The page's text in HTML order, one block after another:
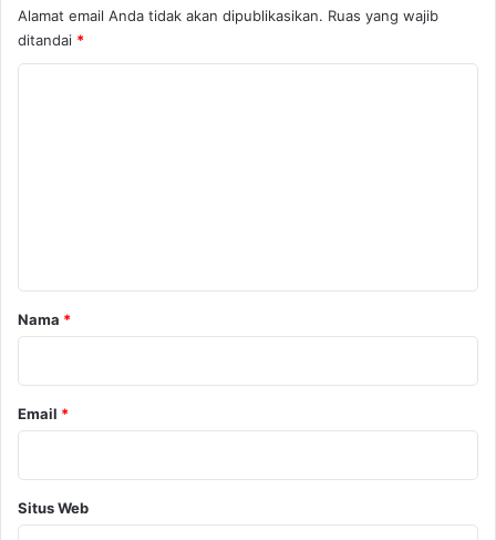
Alamat email Anda tidak akan dipublikasikan. Ruas yang wajib
ditandai *
rNama *
Email *
Situs Web